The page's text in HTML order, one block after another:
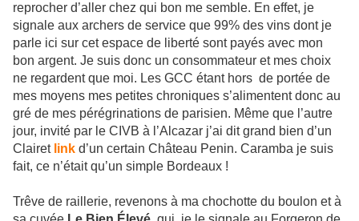
reprocher d’aller chez qui bon me semble. En effet, je
signale aux archers de service que 99% des vins dont je
parle ici sur cet espace de liberté sont payés avec mon
bon argent. Je suis donc un consommateur et mes choix
ne regardent que moi. Les GCC étant hors de portée de
mes moyens mes petites chroniques s’alimentent donc au
gré de mes pérégrinations de parisien. Même que l’autre
jour, invité par le CIVB à l’Alcazar j’ai dit grand bien d’un
Clairet link d’un certain Château Penin. Caramba je suis
fait, ce n’était qu’un simple Bordeaux !
Trêve de raillerie, revenons à ma chochotte du boulon et à